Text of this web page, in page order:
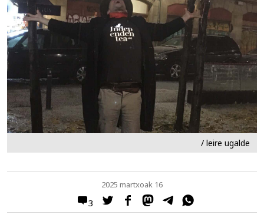
/ leire ugalde
3
2025 martxoak 16